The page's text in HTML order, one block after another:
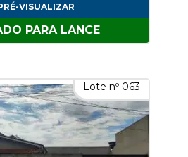
VISUALIZAR
PARA LANCE
Lote nº 063